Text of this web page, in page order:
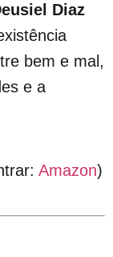
Diaz
bem e mal,
e a
Amazon)